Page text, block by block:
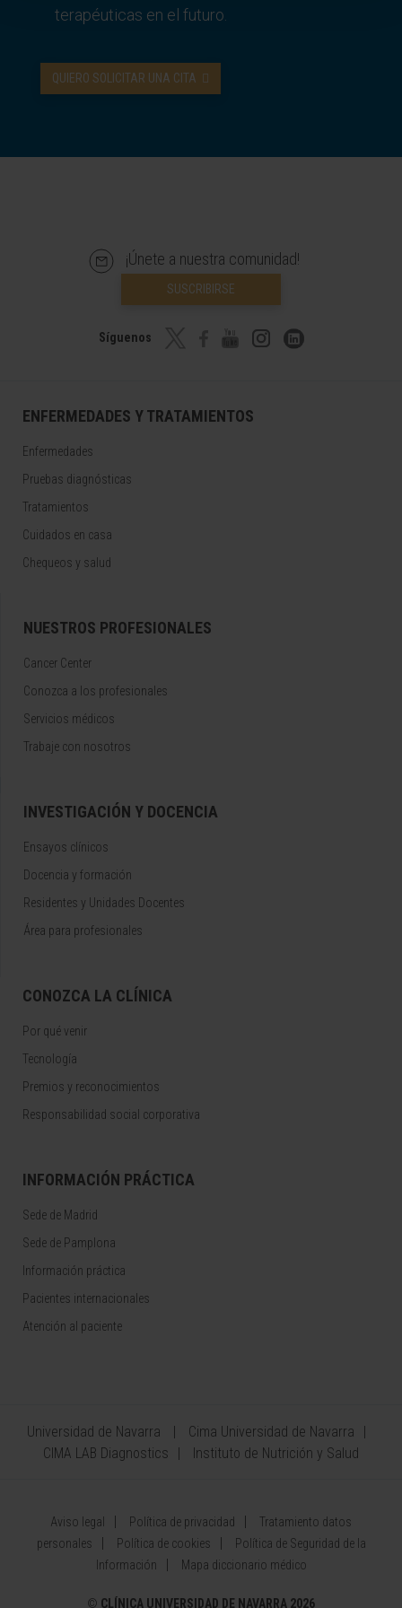
terapéuticas en el futuro.
QUIERO SOLICITAR UNA CITA
¡Únete a nuestra comunidad!
SUSCRIBIRSE
Síguenos
ENFERMEDADES Y TRATAMIENTOS
Enfermedades
Pruebas diagnósticas
Tratamientos
Cuidados en casa
Chequeos y salud
NUESTROS PROFESIONALES
Cancer Center
Conozca a los profesionales
Servicios médicos
Trabaje con nosotros
INVESTIGACIÓN Y DOCENCIA
Ensayos clínicos
Docencia y formación
Residentes y Unidades Docentes
Área para profesionales
CONOZCA LA CLÍNICA
Por qué venir
Tecnología
Premios y reconocimientos
Responsabilidad social corporativa
INFORMACIÓN PRÁCTICA
Sede de Madrid
Sede de Pamplona
Información práctica
Pacientes internacionales
Atención al paciente
Universidad de Navarra
Cima Universidad de Navarra
CIMA LAB Diagnostics
Instituto de Nutrición y Salud
Aviso legal Política de privacidad
Tratamiento datos
personales
Política de cookies
Política de Seguridad de la
Información
Mapa diccionario médico
© CLÍNICA UNIVERSIDAD DE NAVARRA 2026